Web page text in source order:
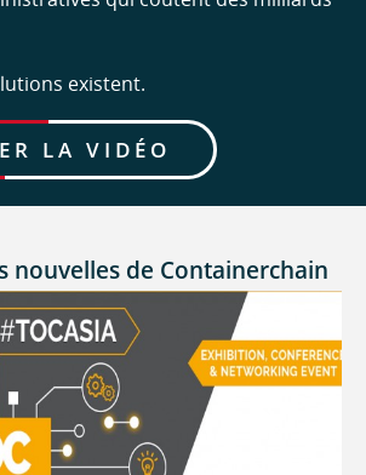
existent.
LA VIDÉO
nouvelles de Containerchain